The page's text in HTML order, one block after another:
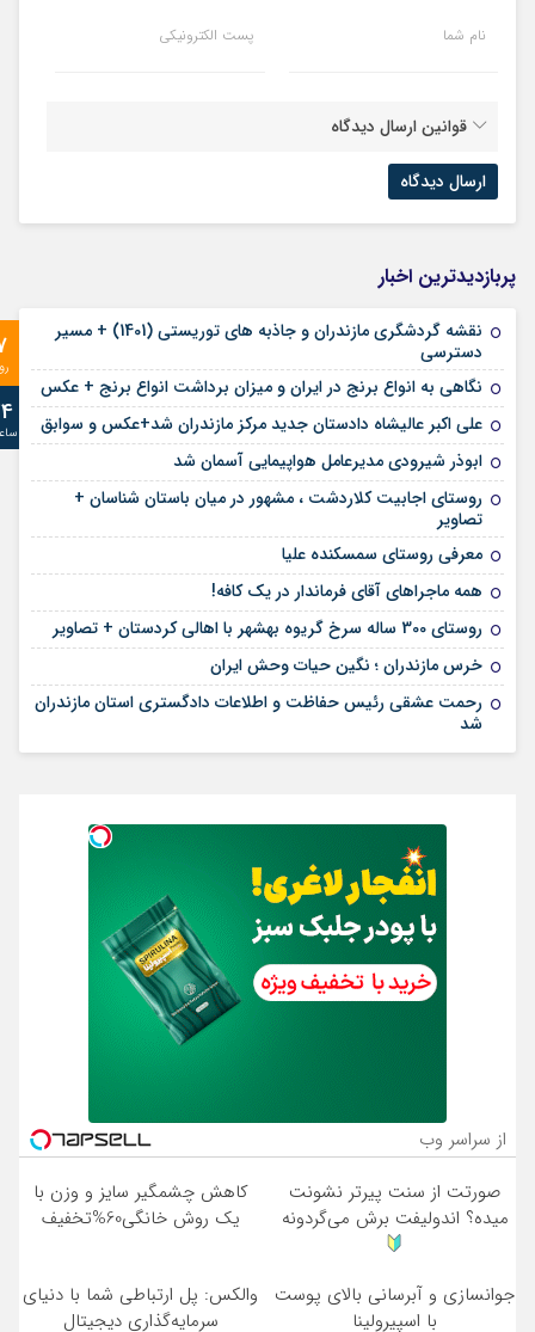
نام شما پست الکترونیکی
قوانین ارسال دیدگاه
پربازدیدترین اخبار
نقشه گردشگری مازندران و جاذبه های توریستی (1401) + مسیر
دسترسی
نگاهی به انواع برنج در ایران و میزان برداشت انواع برنج + عکس
علی‌ اکبر عالیشاه دادستان جدید مرکز مازندران شد+عکس و سوابق
ابوذر شیرودی مدیرعامل هواپیمایی آسمان شد
روستای اجابیت کلاردشت ، مشهور در میان باستان شناسان +
تصاویر
معرفی روستای سمسکنده علیا
همه ماجراهای آقای فرماندار در یک کافه!
روستای 300 ساله سرخ ‌گریوه بهشهر با اهالی کردستان + تصاویر
خرس مازندران ؛ نگین حیات وحش ایران
رحمت عشقی رئیس حفاظت و اطلاعات دادگستری استان مازندران
شد
از سراسر وب
صورتت از سنت پیرتر نشونت
میده؟ اندولیفت برش می‌گردونه
کاهش چشمگیر سایز و وزن با
یک روش خانگی60%تخفیف
جوانسازی و آبرسانی بالای پوست
با اسپیرولینا
والکس: پل ارتباطی شما با دنیای
سرمایه‌گذاری دیجیتال